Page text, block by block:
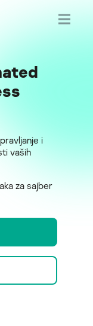
i
vaših
za sajber